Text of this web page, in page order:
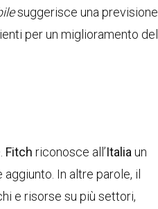
suggerisce una previsione
per un miglioramento del
Fitch riconosce all’Italia un
In altre parole, il
e risorse su più settori,